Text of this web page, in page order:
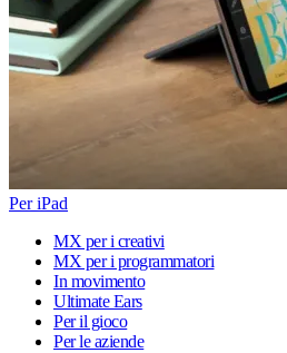
Per iPad
MX per i creativi
MX per i programmatori
In movimento
Ultimate Ears
Per il gioco
Per le aziende